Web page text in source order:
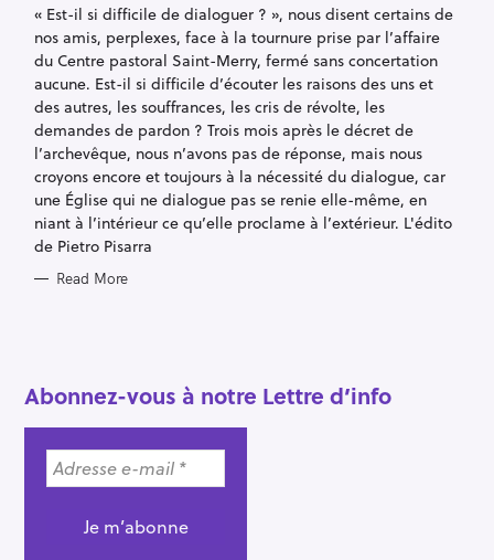
O
I
E
S
« Est-il si difficile de dialoguer ? », nous disent certains de
nos amis, perplexes, face à la tournure prise par l’affaire
du Centre pastoral Saint-Merry, fermé sans concertation
aucune. Est-il si difficile d’écouter les raisons des uns et
des autres, les souffrances, les cris de révolte, les
demandes de pardon ? Trois mois après le décret de
l’archevêque, nous n’avons pas de réponse, mais nous
croyons encore et toujours à la nécessité du dialogue, car
une Église qui ne dialogue pas se renie elle-même, en
niant à l’intérieur ce qu’elle proclame à l’extérieur. L'édito
de Pietro Pisarra
Read More
Abonnez-vous à notre Lettre d’info